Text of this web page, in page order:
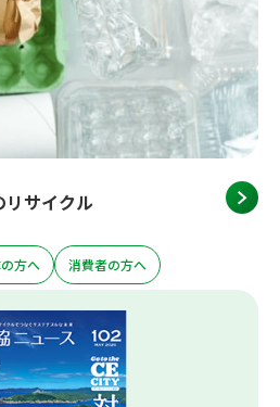
リサイクル
方へ 消費者の方へ